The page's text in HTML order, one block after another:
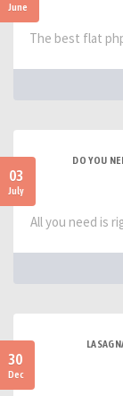
June
The best flat
03
July
DO YOU
All you need is
30
Dec